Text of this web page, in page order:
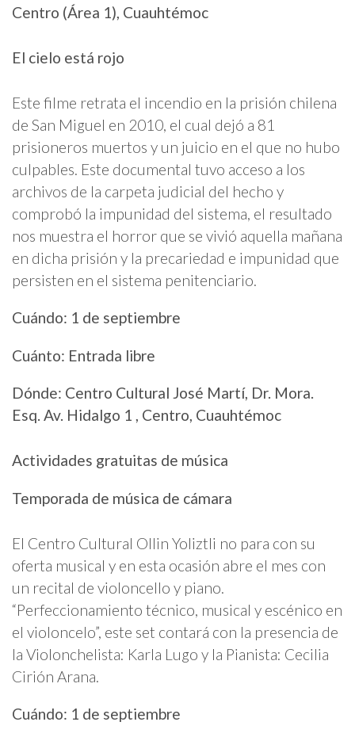
Centro (Área 1), Cuauhtémoc
El cielo está rojo
Este filme retrata el incendio en la prisión chilena
de San Miguel en 2010, el cual dejó a 81
prisioneros muertos y un juicio en el que no hubo
culpables. Este documental tuvo acceso a los
archivos de la carpeta judicial del hecho y
comprobó la impunidad del sistema, el resultado
nos muestra el horror que se vivió aquella mañana
en dicha prisión y la precariedad e impunidad que
persisten en el sistema penitenciario.
Cuándo: 1 de septiembre
Cuánto: Entrada libre
Dónde: Centro Cultural José Martí, Dr. Mora.
Esq. Av. Hidalgo 1 , Centro, Cuauhtémoc
Actividades gratuitas de música
Temporada de música de cámara
El Centro Cultural Ollin Yoliztli no para con su
oferta musical y en esta ocasión abre el mes con
un recital de violoncello y piano.
“Perfeccionamiento técnico, musical y escénico en
el violoncelo”, este set contará con la presencia de
la Violonchelista: Karla Lugo y la Pianista: Cecilia
Cirión Arana.
Cuándo: 1 de septiembre